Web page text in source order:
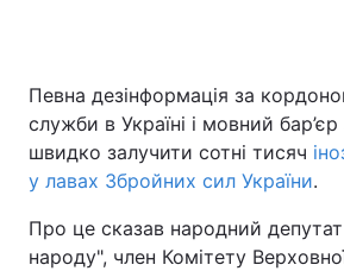
Певна дезінформація за
служби в Україні і мовний
швидко залучити сотні тисяч
у лавах Збройних сил України.
Про це сказав народний
народу", член Комітету